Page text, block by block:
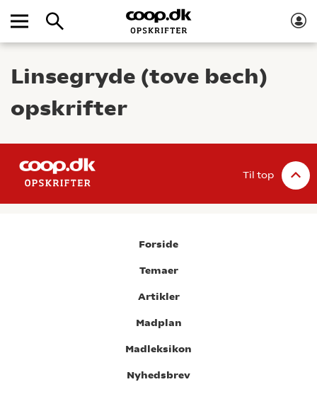
Linsegryde (tove bech)
opskrifter
Til top
Forside
Temaer
Artikler
Madplan
Madleksikon
Nyhedsbrev